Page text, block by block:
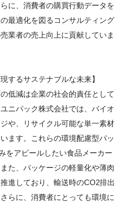
に、消費者の購買行動データを
最適化を図るコンサルティング
業者の売上向上に貢献していま
するサステナブルな未来】
低減は企業の社会的責任として
ニパック株式会社では、バイオ
や、リサイクル可能な単一素材
ます。これらの環境配慮型パッ
をアピールしたい食品メーカー
た、パッケージの軽量化や薄肉
進しており、輸送時のCO2排出
らに、消費者にとっても環境に